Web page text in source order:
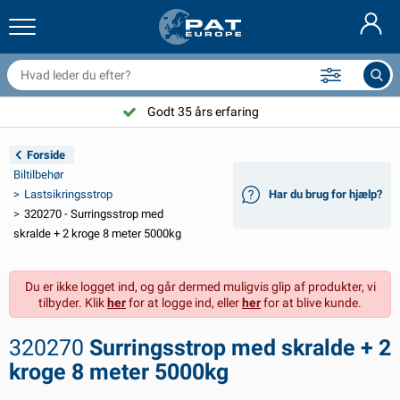
& tilbehør
udstyr til trailer
Belysning
Belysning Aspöck
Belysning Radex
belysning for tilhengere
panel
indvendig
& solprodukter
& 24V tilbehør
og topbetræk
& autocamper udvendig
& bobil invendig
til gas
tilbehør
tilbehør
og beslag
og sjækler
og vedligeholdelse
covers og tilbehør
Brandslukker & brandtæpper
produkter
Nederlands
Deutsch
English
Français
Norsk
Suomalainen
Godt 35 års erfaring
Forside
Biltilbehør
Lastsikringsstrop
320270 - Surringsstrop med
skralde + 2 kroge 8 meter 5000kg
Har du brug for hjælp?
Du er ikke logget ind, og går dermed muligvis glip af produkter, vi
tilbyder. Klikherfor at logge ind, ellerherfor at blive kunde.
320270 Surringsstrop med skralde + 2
kroge 8 meter 5000kg